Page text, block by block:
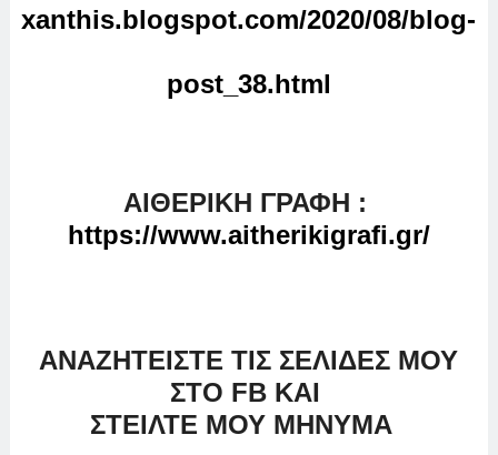
xanthis.blogspot.com/2020/08/blog-
post_38.html
ΑΙΘΕΡΙΚΗ ΓΡΑΦΗ :
https://www.aitherikigrafi.gr/
AΝΑΖΗΤΕΙΣΤΕ ΤΙΣ ΣΕΛΙΔΕΣ ΜΟΥ
ΣΤΟ FB ΚΑΙ
ΣΤΕΙΛΤΕ ΜΟΥ ΜΗΝΥΜΑ